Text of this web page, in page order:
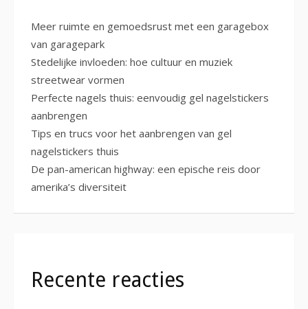
Meer ruimte en gemoedsrust met een garagebox
van garagepark
Stedelijke invloeden: hoe cultuur en muziek
streetwear vormen
Perfecte nagels thuis: eenvoudig gel nagelstickers
aanbrengen
Tips en trucs voor het aanbrengen van gel
nagelstickers thuis
De pan-american highway: een epische reis door
amerika’s diversiteit
Recente reacties